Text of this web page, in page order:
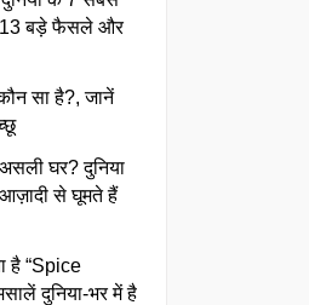
13 बड़े फैसले और
सा है?, जानें
घर? दुनिया
से घूमते हैं
है “Spice
दुनिया-भर में है